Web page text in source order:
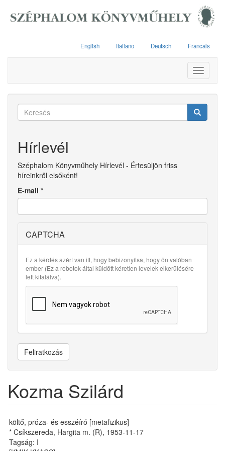
English Italiano Deutsch Francais
Toggle
Keresés
Hírlevél
Széphalom Könyvműhely Hírlevél - Értesüljön friss
híreinkről elsőként!
E-mail *
CAPTCHA
Ez a kérdés azért van itt, hogy bebizonyítsa, hogy ön valóban
ember (Ez a robotok által küldött kéretlen levelek elkerülésére
lett kitalálva).
Feliratkozás
Kozma Szilárd
költő, próza- és esszéíró [metafizikus]
* Csíkszereda, Hargita m. (R), 1953-11-17
Tagság: I